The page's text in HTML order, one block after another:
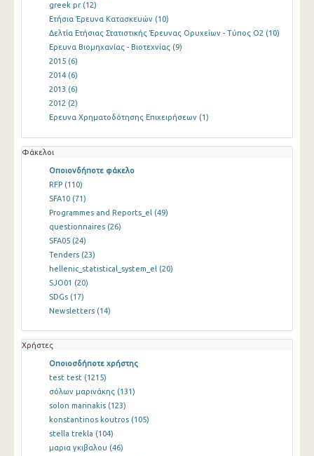
greek pr (12)
Ετήσια Έρευνα Κατασκευών (10)
Δελτία Ετήσιας Στατιστικής Έρευνας Ορυχείων - Τύπος Ο2 (10)
Ερευνα Βιομηχανίας - Βιοτεχνίας (9)
2015 (6)
2014 (6)
2013 (6)
2012 (2)
Ερευνα Χρηματοδότησης Επιχειρήσεων (1)
Φάκελοι
Οποιονδήποτε φάκελο
RFP (110)
SFA10 (71)
Programmes and Reports_el (49)
questionnaires (26)
SFA05 (24)
Tenders (23)
hellenic_statistical_system_el (20)
SJO01 (20)
SDGs (17)
Newsletters (14)
Χρήστες
Οποιοσδήποτε χρήστης
test test (1215)
σόλων μαρινάκης (131)
solon marinakis (123)
konstantinos koutros (105)
stella trekla (104)
μαρια γκιβαλου (46)